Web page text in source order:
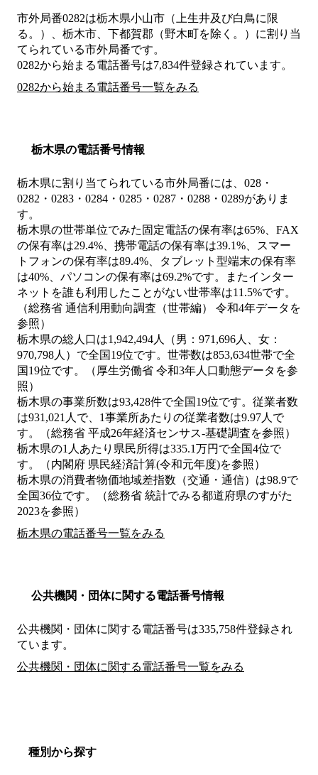
市外局番0282は栃木県小山市（上生井及び白鳥に限
る。）、栃木市、下都賀郡（野木町を除く。） に割り当
てられている市外局番です。
0282から始まる電話番号は7,834件登録されています。
0282から始まる電話番号一覧をみる
栃木県の電話番号情報
栃木県に割り当てられている市外局番には、028・
0282・0283・0284・0285・0287・0288・0289がありま
す。
栃木県の世帯単位でみた固定電話の保有率は65%、FAX
の保有率は29.4%、携帯電話の保有率は39.1%、スマー
トフォンの保有率は89.4%、タブレット型端末の保有率
は40%、パソコンの保有率は69.2%です。またインター
ネットを誰も利用したことがない世帯率は11.5%です。
（総務省 通信利用動向調査（世帯編） 令和4年データを
参照）
栃木県の総人口は1,942,494人（男：971,696人、女：
970,798人）で全国19位です。世帯数は853,634世帯で全
国19位です。（厚生労働省 令和3年人口動態データを参
照）
栃木県の事業所数は93,428件で全国19位です。従業者数
は931,021人で、1事業所あたりの従業者数は9.97人で
す。（総務省 平成26年経済センサス‐基礎調査を参照）
栃木県の1人あたり県民所得は335.1万円で全国4位で
す。（内閣府 県民経済計算(令和元年度)を参照）
栃木県の消費者物価地域差指数（交通・通信）は98.9で
全国36位です。（総務省 統計でみる都道府県のすがた
2023を参照）
栃木県の電話番号一覧をみる
公共機関・団体に関する電話番号情報
公共機関・団体に関する電話番号は335,758件登録され
ています。
公共機関・団体に関する電話番号一覧をみる
種別から探す